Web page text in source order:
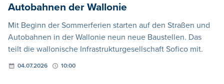
Autobahnen der Wallonie
Mit Beginn der Sommerferien starten auf den Straßen und
Autobahnen in der Wallonie neun neue Baustellen. Das
teilt die wallonische Infrastrukturgesellschaft Sofico mit.
04.07.2026 10:00